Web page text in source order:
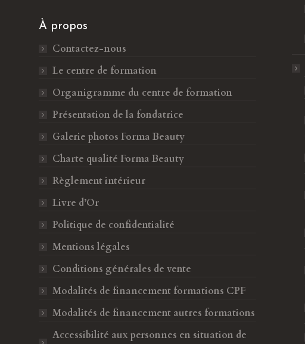
p
e
o
k
p
e
I
s
t
r
s
'
u
v
d
À propos
Contactez-nous
Le centre de formation
Organigramme du centre de formation
Présentation de la fondatrice
Galerie photos Forma Beauty
Charte qualité Forma Beauty
Règlement intérieur
Livre d’Or
Politique de confidentialité
Mentions légales
Conditions générales de vente
Modalités de financement formations CPF
Modalités de financement autres formations
Accessibilité aux personnes en situation de